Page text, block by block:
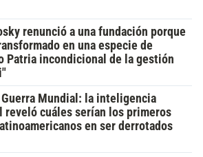
renunció a una fundación porque
en una especie de
Patria incondicional de la gestión
Mundial: la inteligencia
cuáles serían los primeros
en ser derrotados